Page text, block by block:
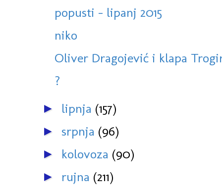
popusti - lipanj 2015
niko
Oliver Dragojević i klapa
?
► lipnja (157)
► srpnja (96)
► kolovoza (90)
► rujna (211)